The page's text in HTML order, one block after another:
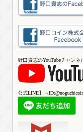
野口貴志のYouTubeチャンネ
公式LINE】